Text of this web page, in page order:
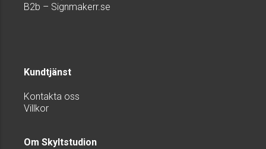
B2b – Signmakerr.se
Kundtjänst
Kontakta oss
Villkor
Om Skyltstudion